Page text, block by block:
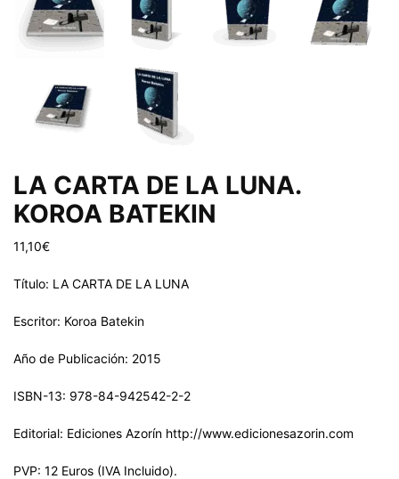
LA CARTA DE LA LUNA.
KOROA BATEKIN
11,10€
Título: LA CARTA DE LA LUNA
Escritor: Koroa Batekin
Año de Publicación: 2015
ISBN-13: 978-84-942542-2-2
Editorial: Ediciones Azorín http://www.edicionesazorin.com
PVP: 12 Euros (IVA Incluido).